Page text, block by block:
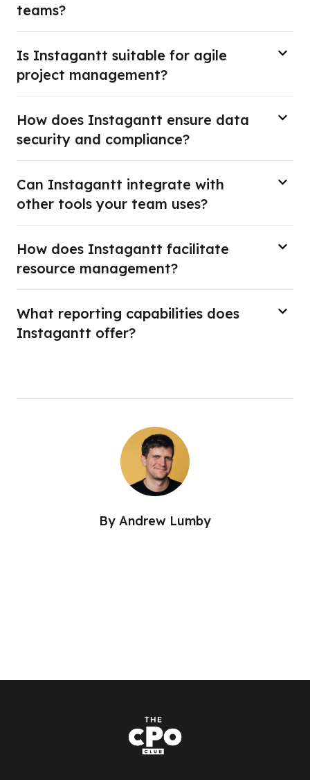
teams?
Is Instagantt suitable for agile
project management?
How does Instagantt ensure data
security and compliance?
Can Instagantt integrate with
other tools your team uses?
How does Instagantt facilitate
resource management?
What reporting capabilities does
Instagantt offer?
By Andrew Lumby